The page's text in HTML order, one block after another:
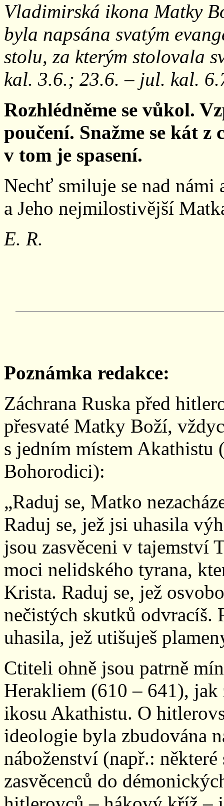
Vladimirská ikona Matky
byla napsána svatým
stolu, za kterým stolovala
kal. 3.6.; 23.6. – jul. kal.
Rozhlédněme se vůkol.
poučení. Snažme se kát z
v tom je spasení.
Nechť smiluje se nad námi
a Jeho nejmilostivější
E. R.
Poznámka redakce:
Záchrana Ruska před
přesvaté Matky Boží,
s jedním místem Akathistu
Bohorodici):
„Raduj se, Matko
Raduj se, jež jsi uhasila
jsou zasvěceni v tajemství
moci nelidského tyrana,
Krista. Raduj se, jež
nečistých skutků odvracíš.
uhasila, jež utišuješ
Ctiteli ohně jsou patrně
Herakliem (610 – 641),
ikosu Akathistu. O
ideologie byla zbudována
náboženství (např.:
zasvěcenců do